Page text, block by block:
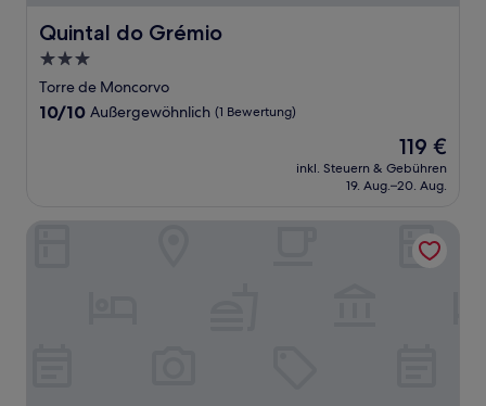
Quintal do Grémio
Quintal do Grémio
3.0-
Sterne-
Unterkunft
Torre de Moncorvo
10.0
10/10 Außergewöhnlich (1 Bewertung)
Der
Preis
beträgt
119 €
inkl. Steuern & Gebühren
19. Aug.–20. Aug.